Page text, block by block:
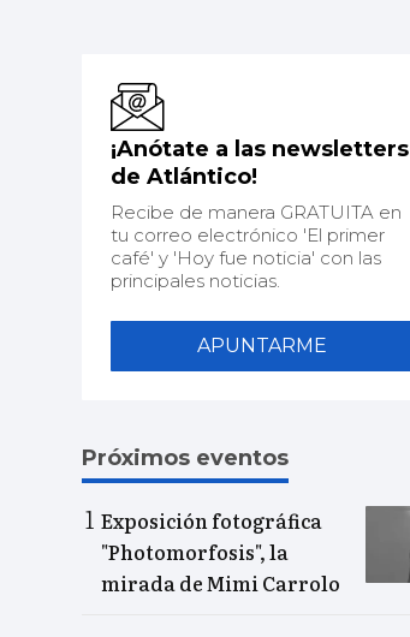
¡Anótate a las newsletters
de Atlántico!
Recibe de manera GRATUITA en
tu correo electrónico 'El primer
café' y 'Hoy fue noticia' con las
principales noticias.
APUNTARME
Próximos eventos
Exposición fotográfica
"Photomorfosis", la
mirada de Mimi Carrolo